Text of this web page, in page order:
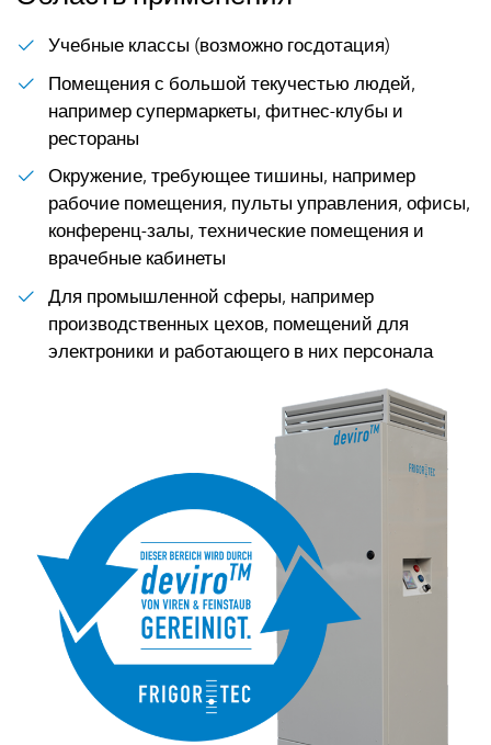
Учебные классы (возможно госдотация)
Помещения с большой текучестью людей,
например супермаркеты, фитнес-клубы и
рестораны
Окружение, требующее тишины, например
рабочие помещения, пульты управления, офисы,
конференц-залы, технические помещения и
врачебные кабинеты
Для промышленной сферы, например
производственных цехов, помещений для
электроники и работающего в них персонала